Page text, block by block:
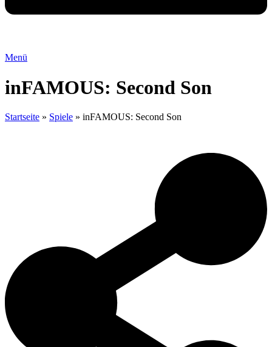
Menü
inFAMOUS: Second Son
Startseite » Spiele » inFAMOUS: Second Son